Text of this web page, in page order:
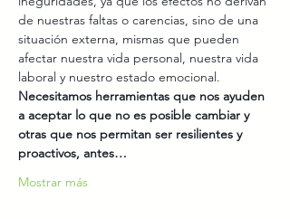
de nuestras faltas o carencias, sino de una
situación externa, mismas que pueden
afectar nuestra vida personal, nuestra vida
laboral y nuestro estado emocional.
Necesitamos herramientas que nos ayuden
a aceptar lo que no es posible cambiar y
otras que nos permitan ser resilientes y
proactivos, antes…
Mostrar más